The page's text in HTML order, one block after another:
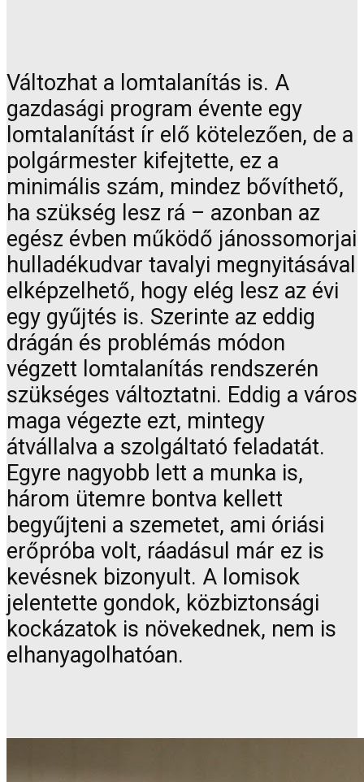
Változhat a lomtalanítás is. A
gazdasági program évente egy
lomtalanítást ír elő kötelezően, de a
polgármester kifejtette, ez a
minimális szám, mindez bővíthető,
ha szükség lesz rá – azonban az
egész évben működő jánossomorjai
hulladékudvar tavalyi megnyitásával
elképzelhető, hogy elég lesz az évi
egy gyűjtés is. Szerinte az eddig
drágán és problémás módon
végzett lomtalanítás rendszerén
szükséges változtatni. Eddig a város
maga végezte ezt, mintegy
átvállalva a szolgáltató feladatát.
Egyre nagyobb lett a munka is,
három ütemre bontva kellett
begyűjteni a szemetet, ami óriási
erőpróba volt, ráadásul már ez is
kevésnek bizonyult. A lomisok
jelentette gondok, közbiztonsági
kockázatok is növekednek, nem is
elhanyagolhatóan.